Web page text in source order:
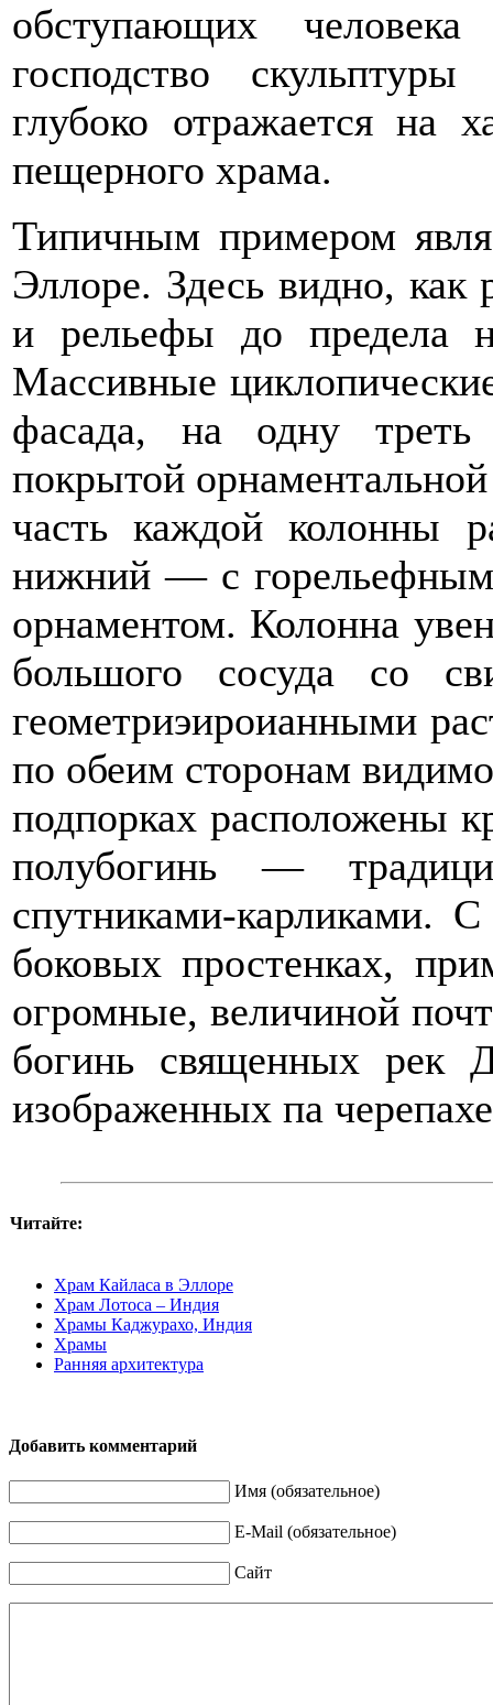
обступающих
господство
глубоко отражается на
пещерного храма.
Типичным примером
Эллоре. Здесь видно, как
и рельефы до предела
Массивные
фасада, на одну
покрытой
часть каждой колонны
нижний — с
орнаментом. Колонна
большого сосуда со
геометриэироианными
по обеим сторонам
подпорках расположены
полубогинь —
спутниками-карликами.
боковых простенках,
огромные, величиной
богинь священных рек
изображенных па
Читайте:
Храм Кайласа в Эллоре
Храм Лотоса – Индия
Храмы Каджурахо, Индия
Храмы
Ранняя архитектура
Добавить комментарий
Имя (обязательное)
E-Mail (обязательное)
Сайт